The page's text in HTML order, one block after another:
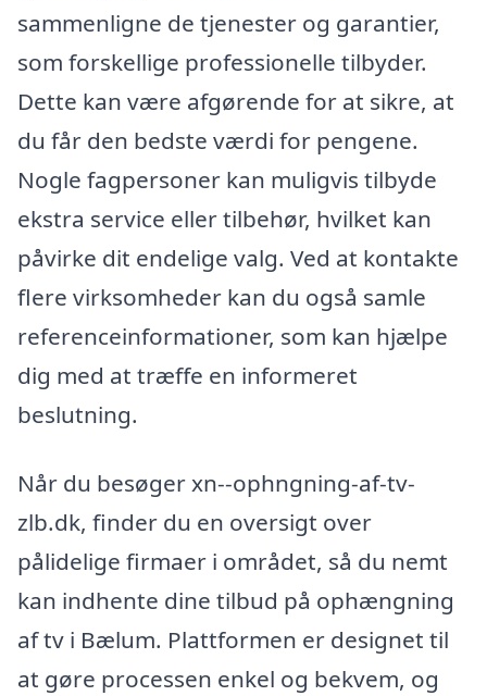
sammenligne de tjenester og garantier,
som forskellige professionelle tilbyder.
Dette kan være afgørende for at sikre, at
du får den bedste værdi for pengene.
Nogle fagpersoner kan muligvis tilbyde
ekstra service eller tilbehør, hvilket kan
påvirke dit endelige valg. Ved at kontakte
flere virksomheder kan du også samle
referenceinformationer, som kan hjælpe
dig med at træffe en informeret
beslutning.
Når du besøger xn--ophngning-af-tv-
zlb.dk, finder du en oversigt over
pålidelige firmaer i området, så du nemt
kan indhente dine tilbud på ophængning
af tv i Bælum. Plattformen er designet til
at gøre processen enkel og bekvem, og